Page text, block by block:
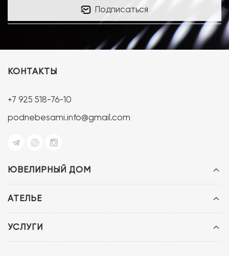
Подписаться
ЮВЕЛИРНЫЙ ДОМ
АТЕЛЬЕ
УСЛУГИ
КОНТАКТЫ
+7 925 518-76-10
podnebesami.info@gmail.com